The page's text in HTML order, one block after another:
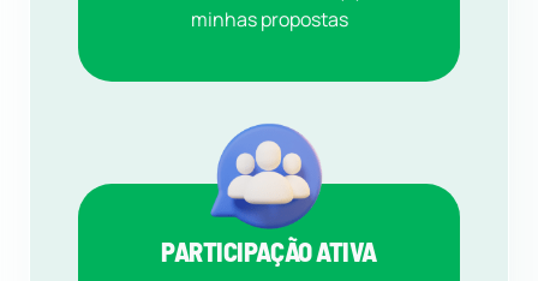
minhas propostas
PARTICIPAÇÃO ATIVA